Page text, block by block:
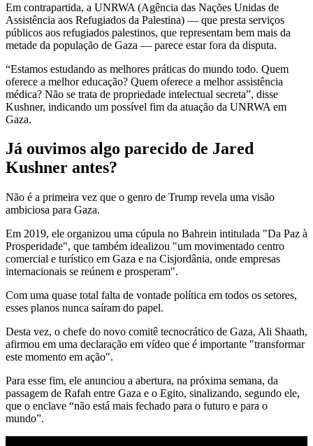
Em contrapartida, a UNRWA (Agência das Nações Unidas de
Assistência aos Refugiados da Palestina) — que presta serviços
públicos aos refugiados palestinos, que representam bem mais da
metade da população de Gaza — parece estar fora da disputa.
“Estamos estudando as melhores práticas do mundo todo. Quem
oferece a melhor educação? Quem oferece a melhor assistência
médica? Não se trata de propriedade intelectual secreta”, disse
Kushner, indicando um possível fim da atuação da UNRWA em
Gaza.
Já ouvimos algo parecido de Jared
Kushner antes?
Não é a primeira vez que o genro de Trump revela uma visão
ambiciosa para Gaza.
Em 2019, ele organizou uma cúpula no Bahrein intitulada "Da Paz à
Prosperidade", que também idealizou "um movimentado centro
comercial e turístico em Gaza e na Cisjordânia, onde empresas
internacionais se reúnem e prosperam".
Com uma quase total falta de vontade política em todos os setores,
esses planos nunca saíram do papel.
Desta vez, o chefe do novo comitê tecnocrático de Gaza, Ali Shaath,
afirmou em uma declaração em vídeo que é importante "transformar
este momento em ação".
Para esse fim, ele anunciou a abertura, na próxima semana, da
passagem de Rafah entre Gaza e o Egito, sinalizando, segundo ele,
que o enclave “não está mais fechado para o futuro e para o
mundo”.